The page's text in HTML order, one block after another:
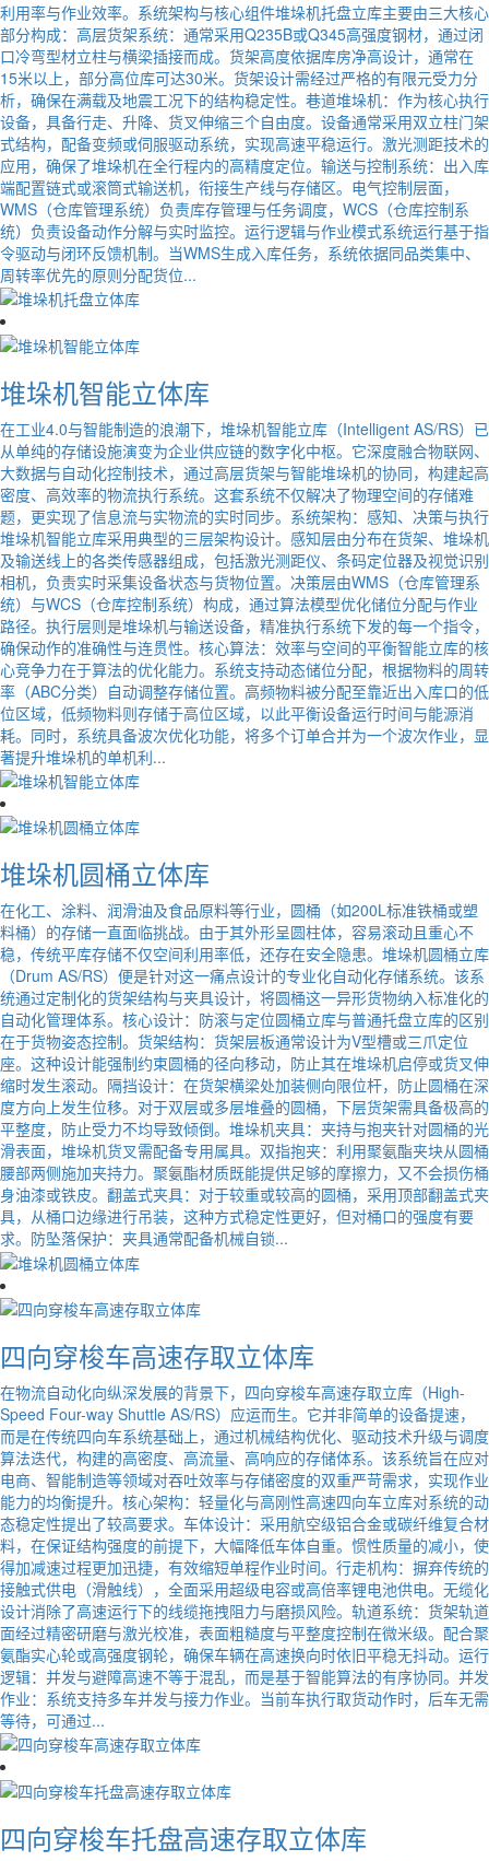
利用率与作业效率。系统架构与核心组件堆垛机托盘立库主要由三大核心
部分构成：高层货架系统：通常采用Q235B或Q345高强度钢材，通过闭
口冷弯型材立柱与横梁插接而成。货架高度依据库房净高设计，通常在
15米以上，部分高位库可达30米。货架设计需经过严格的有限元受力分
析，确保在满载及地震工况下的结构稳定性。巷道堆垛机：作为核心执行
设备，具备行走、升降、货叉伸缩三个自由度。设备通常采用双立柱门架
式结构，配备变频或伺服驱动系统，实现高速平稳运行。激光测距技术的
应用，确保了堆垛机在全行程内的高精度定位。输送与控制系统：出入库
端配置链式或滚筒式输送机，衔接生产线与存储区。电气控制层面，
WMS（仓库管理系统）负责库存管理与任务调度，WCS（仓库控制系
统）负责设备动作分解与实时监控。运行逻辑与作业模式系统运行基于指
令驱动与闭环反馈机制。当WMS生成入库任务，系统依据同品类集中、
周转率优先的原则分配货位...
堆垛机智能立体库
在工业4.0与智能制造的浪潮下，堆垛机智能立库（Intelligent AS/RS）已
从单纯的存储设施演变为企业供应链的数字化中枢。它深度融合物联网、
大数据与自动化控制技术，通过高层货架与智能堆垛机的协同，构建起高
密度、高效率的物流执行系统。这套系统不仅解决了物理空间的存储难
题，更实现了信息流与实物流的实时同步。系统架构：感知、决策与执行
堆垛机智能立库采用典型的三层架构设计。感知层由分布在货架、堆垛机
及输送线上的各类传感器组成，包括激光测距仪、条码定位器及视觉识别
相机，负责实时采集设备状态与货物位置。决策层由WMS（仓库管理系
统）与WCS（仓库控制系统）构成，通过算法模型优化储位分配与作业
路径。执行层则是堆垛机与输送设备，精准执行系统下发的每一个指令，
确保动作的准确性与连贯性。核心算法：效率与空间的平衡智能立库的核
心竞争力在于算法的优化能力。系统支持动态储位分配，根据物料的周转
率（ABC分类）自动调整存储位置。高频物料被分配至靠近出入库口的低
位区域，低频物料则存储于高位区域，以此平衡设备运行时间与能源消
耗。同时，系统具备波次优化功能，将多个订单合并为一个波次作业，显
著提升堆垛机的单机利...
堆垛机圆桶立体库
在化工、涂料、润滑油及食品原料等行业，圆桶（如200L标准铁桶或塑
料桶）的存储一直面临挑战。由于其外形呈圆柱体，容易滚动且重心不
稳，传统平库存储不仅空间利用率低，还存在安全隐患。堆垛机圆桶立库
（Drum AS/RS）便是针对这一痛点设计的专业化自动化存储系统。该系
统通过定制化的货架结构与夹具设计，将圆桶这一异形货物纳入标准化的
自动化管理体系。核心设计：防滚与定位圆桶立库与普通托盘立库的区别
在于货物姿态控制。货架结构：货架层板通常设计为V型槽或三爪定位
座。这种设计能强制约束圆桶的径向移动，防止其在堆垛机启停或货叉伸
缩时发生滚动。隔挡设计：在货架横梁处加装侧向限位杆，防止圆桶在深
度方向上发生位移。对于双层或多层堆叠的圆桶，下层货架需具备极高的
平整度，防止受力不均导致倾倒。堆垛机夹具：夹持与抱夹针对圆桶的光
滑表面，堆垛机货叉需配备专用属具。双指抱夹：利用聚氨酯夹块从圆桶
腰部两侧施加夹持力。聚氨酯材质既能提供足够的摩擦力，又不会损伤桶
身油漆或铁皮。翻盖式夹具：对于较重或较高的圆桶，采用顶部翻盖式夹
具，从桶口边缘进行吊装，这种方式稳定性更好，但对桶口的强度有要
求。防坠落保护：夹具通常配备机械自锁...
四向穿梭车高速存取立体库
在物流自动化向纵深发展的背景下，四向穿梭车高速存取立库（High-
Speed Four-way Shuttle AS/RS）应运而生。它并非简单的设备提速，
而是在传统四向车系统基础上，通过机械结构优化、驱动技术升级与调度
算法迭代，构建的高密度、高流量、高响应的存储体系。该系统旨在应对
电商、智能制造等领域对吞吐效率与存储密度的双重严苛需求，实现作业
能力的均衡提升。核心架构：轻量化与高刚性高速四向车立库对系统的动
态稳定性提出了较高要求。车体设计：采用航空级铝合金或碳纤维复合材
料，在保证结构强度的前提下，大幅降低车体自重。惯性质量的减小，使
得加减速过程更加迅捷，有效缩短单程作业时间。行走机构：摒弃传统的
接触式供电（滑触线），全面采用超级电容或高倍率锂电池供电。无缆化
设计消除了高速运行下的线缆拖拽阻力与磨损风险。轨道系统：货架轨道
面经过精密研磨与激光校准，表面粗糙度与平整度控制在微米级。配合聚
氨酯实心轮或高强度钢轮，确保车辆在高速换向时依旧平稳无抖动。运行
逻辑：并发与避障高速不等于混乱，而是基于智能算法的有序协同。并发
作业：系统支持多车并发与接力作业。当前车执行取货动作时，后车无需
等待，可通过...
四向穿梭车托盘高速存取立体库